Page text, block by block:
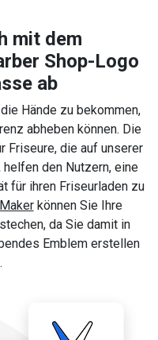
mit dem
Shop-Logo
ab
Hände zu bekommen,
abheben können. Die
Friseure, die auf unserer
den Nutzern, eine
für ihren Friseurladen zu
können Sie Ihre
da Sie damit in
Emblem erstellen